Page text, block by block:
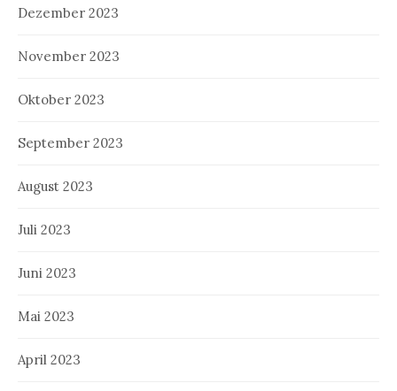
Dezember 2023
November 2023
Oktober 2023
September 2023
August 2023
Juli 2023
Juni 2023
Mai 2023
April 2023